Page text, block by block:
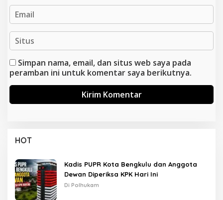
Simpan nama, email, dan situs web saya pada
peramban ini untuk komentar saya berikutnya.
HOT
Kadis PUPR Kota Bengkulu dan Anggota
Dewan Diperiksa KPK Hari Ini
Di Polhukam